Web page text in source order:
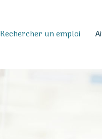
Rechercher un emploi